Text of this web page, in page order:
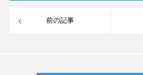
前の記事